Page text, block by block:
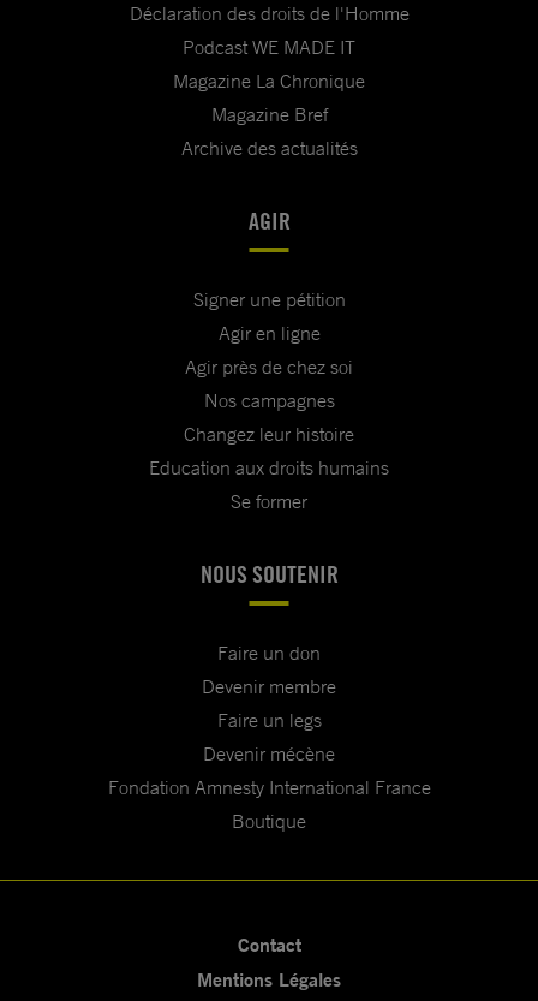
Déclaration des droits de l'Homme
Podcast WE MADE IT
Magazine La Chronique
Magazine Bref
Archive des actualités
AGIR
Signer une pétition
Agir en ligne
Agir près de chez soi
Nos campagnes
Changez leur histoire
Education aux droits humains
Se former
NOUS SOUTENIR
Faire un don
Devenir membre
Faire un legs
Devenir mécène
Fondation Amnesty International France
Boutique
Contact
Mentions Légales